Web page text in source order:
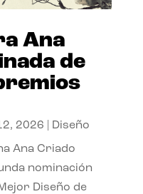
Ana
de
2026 Diseño
Ana Criado
nominación
Diseño de